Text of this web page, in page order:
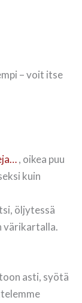
– voit itse
, oikea puu
kuin
öljytessä
värikartalla.
asti, syötä